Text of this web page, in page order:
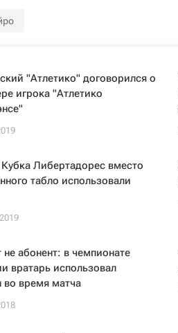
"Атлетико" договорился о
игрока "Атлетико
Либертадорес вместо
табло использовали
не абонент: в чемпионате
вратарь использовал
во время матча